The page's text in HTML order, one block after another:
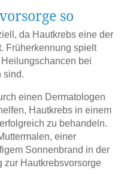
so
da Hautkrebs eine der
Früherkennung spielt
bei
sind.
einen Dermatologen
Hautkrebs in einem
zu behandeln.
einer
Sonnenbrand in der
zur Hautkrebsvorsorge